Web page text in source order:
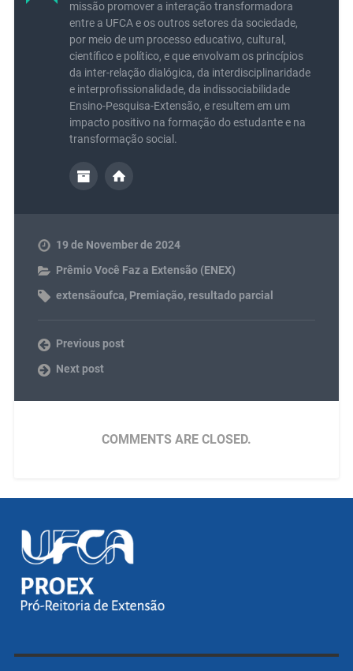
missão promover a interação transformadora
entre a UFCA e os outros setores da sociedade,
por meio de um processo educativo, cultural,
científico e político, e que envolvam os princípios
da inter-relação dialógica, da interdisciplinaridade
e interprofissionalidade, da indissociabilidade
Ensino-Pesquisa-Extensão, e resultem em um
impacto positivo na formação do estudante e na
transformação social.
19 de November de 2024
Prêmio Você Faz a Extensão (ENEX)
extensãoufca, Premiação, resultado parcial
Previous post
Next post
COMMENTS ARE CLOSED.